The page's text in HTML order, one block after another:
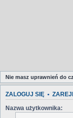
Nie masz uprawnień do
ZALOGUJ SIĘ •
Nazwa użytkownika: